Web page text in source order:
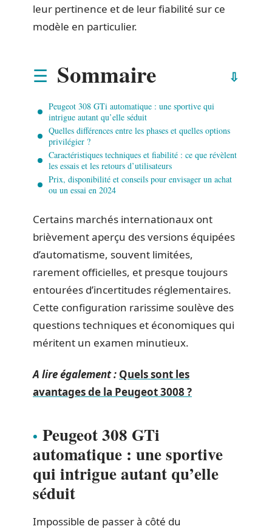
leur pertinence et de leur fiabilité sur ce
modèle en particulier.
Sommaire
Peugeot 308 GTi automatique : une sportive qui
intrigue autant qu’elle séduit
Quelles différences entre les phases et quelles options
privilégier ?
Caractéristiques techniques et fiabilité : ce que révèlent
les essais et les retours d’utilisateurs
Prix, disponibilité et conseils pour envisager un achat
ou un essai en 2024
Certains marchés internationaux ont
brièvement aperçu des versions équipées
d’automatisme, souvent limitées,
rarement officielles, et presque toujours
entourées d’incertitudes réglementaires.
Cette configuration rarissime soulève des
questions techniques et économiques qui
méritent un examen minutieux.
A lire également : Quels sont les
avantages de la Peugeot 3008 ?
Peugeot 308 GTi
automatique : une sportive
qui intrigue autant qu’elle
séduit
Impossible de passer à côté du